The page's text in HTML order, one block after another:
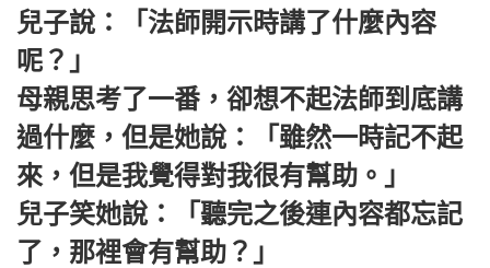
兒子說：「法師開示時講了什麼內容
呢？」
母親思考了一番，卻想不起法師到底講
過什麼，但是她說：「雖然一時記不起
來，但是我覺得對我很有幫助。」
兒子笑她說：「聽完之後連內容都忘記
了，那裡會有幫助？」